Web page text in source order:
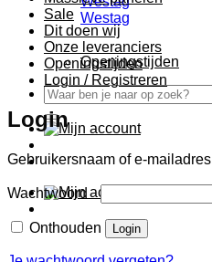
Westag
Openingstijden
Zoeken
naar:
Sale
Dit doen wij
Onze leveranciers
Openingstijden
Login / Registreren
Login
Gebruikersnaam of e-mailadres
Wachtwoord Vereist
Onthouden Login